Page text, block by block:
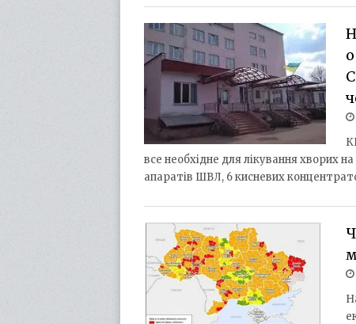
все необхідне для лікування хворих
апаратів ШВЛ, 6 кисневих